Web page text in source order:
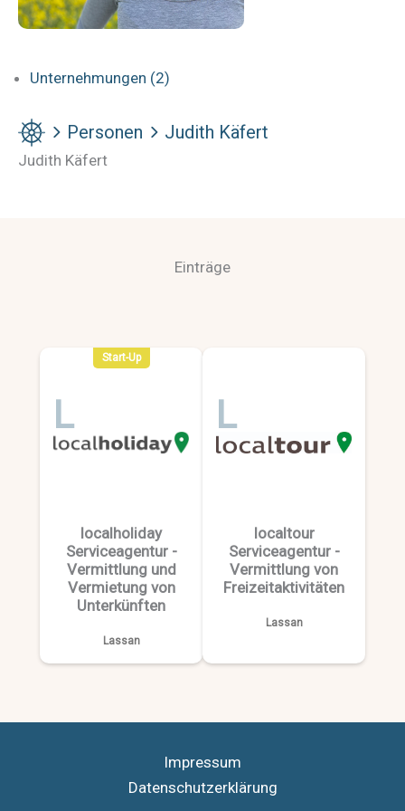
Unternehmungen (2)
Personen Judith Käfert
Judith Käfert
Einträge
Start-Up
L
localholiday
Serviceagentur -
Vermittlung und
Vermietung von
Unterkünften
Lassan
L
localtour
Serviceagentur -
Vermittlung von
Freizeitaktivitäten
Lassan
Impressum
Datenschutzerklärung